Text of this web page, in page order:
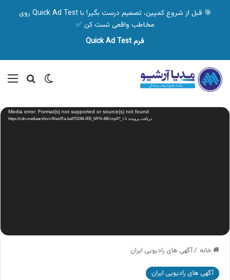
🎯 قبل از شروع کمپین، تصمیم درست بگیر! با Quick Ad Test روی
مخاطب واقعی تست کن ✅
فرم Quick Ad Test
تغییر پوسته
نمایشگر
ویدیو Media error: Format(s) not supported or source(s) not found
دریافت پرونده: https://cdn.mediaarshiv.ir/files/Ra-ba970198-005_MP4-480.mp4?_=1
خانه /آگهی های رادیویی ایران
آگهی های رادیویی ایران